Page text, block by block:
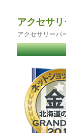
アクセサ
アクセサリーパ